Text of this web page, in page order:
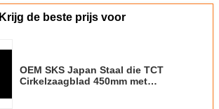
Krijg de beste prijs voor
OEM SKS Japan Staal die TCT
Cirkelzaagblad 450mm met